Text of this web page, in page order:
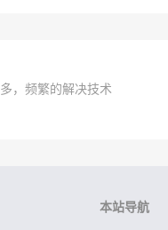
，频繁的解决技术
本站导航